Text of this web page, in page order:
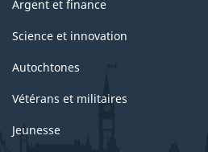
Argent et finance
Science et innovation
Autochtones
Vétérans et militaires
Jeunesse